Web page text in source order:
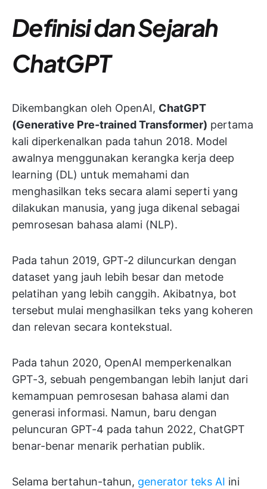
Definisi dan Sejarah
ChatGPT
Dikembangkan oleh OpenAI, ChatGPT
(Generative Pre-trained Transformer) pertama
kali diperkenalkan pada tahun 2018. Model
awalnya menggunakan kerangka kerja deep
learning (DL) untuk memahami dan
menghasilkan teks secara alami seperti yang
dilakukan manusia, yang juga dikenal sebagai
pemrosesan bahasa alami (NLP).
Pada tahun 2019, GPT-2 diluncurkan dengan
dataset yang jauh lebih besar dan metode
pelatihan yang lebih canggih. Akibatnya, bot
tersebut mulai menghasilkan teks yang koheren
dan relevan secara kontekstual.
Pada tahun 2020, OpenAI memperkenalkan
GPT-3, sebuah pengembangan lebih lanjut dari
kemampuan pemrosesan bahasa alami dan
generasi informasi. Namun, baru dengan
peluncuran GPT-4 pada tahun 2022, ChatGPT
benar-benar menarik perhatian publik.
Selama bertahun-tahun, generator teks AI ini